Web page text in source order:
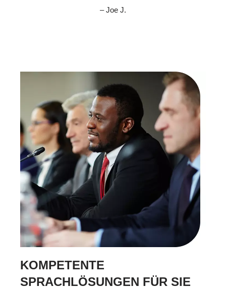
– Joe J.
KOMPETENTE
SPRACHLÖSUNGEN FÜR SIE